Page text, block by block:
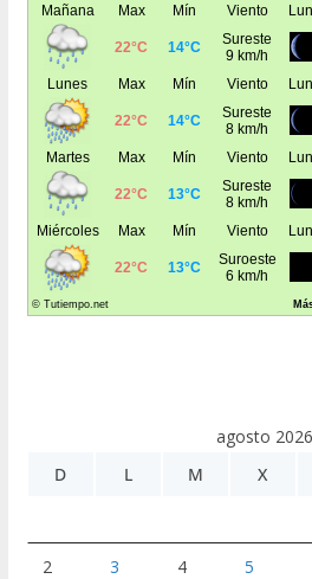
agosto 2026
D
L M X
2 3 4 5